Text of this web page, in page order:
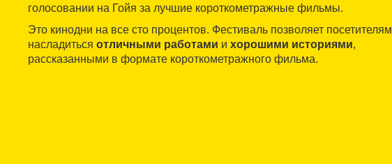
голосовании на Гойя за лучшие короткометражные фильмы.
Это кинодни на все сто процентов. Фестиваль позволяет посетителям
насладиться отличными работами и хорошими историями,
рассказанными в формате короткометражного фильма.